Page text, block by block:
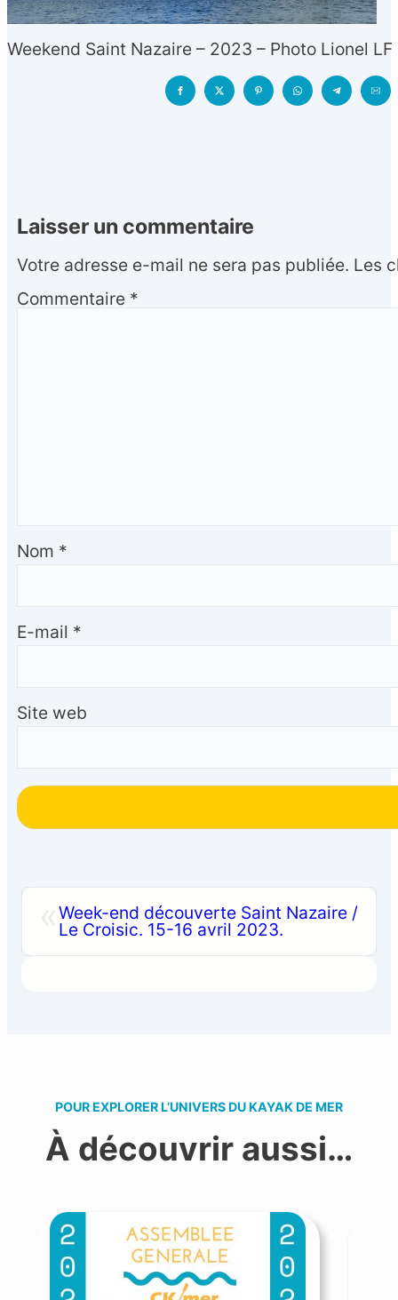
Weekend Saint Nazaire – 2023 – Photo Lionel LF
Laisser un commentaire
Votre adresse e-mail ne sera pas publiée. Les
Commentaire *
Nom *
E-mail *
Site web
Week-end découverte Saint Nazaire /
Le Croisic. 15-16 avril 2023.
POUR EXPLORER L’UNIVERS DU KAYAK DE MER
À découvrir aussi…